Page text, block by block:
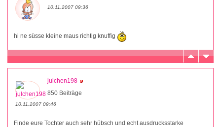
10.11.2007 09:36
hi ne süsse kleine maus richtig knuffig
julchen198
850 Beiträge
10.11.2007 09:46
Finde eure Tochter auch sehr hübsch und echt ausdrucksstarke